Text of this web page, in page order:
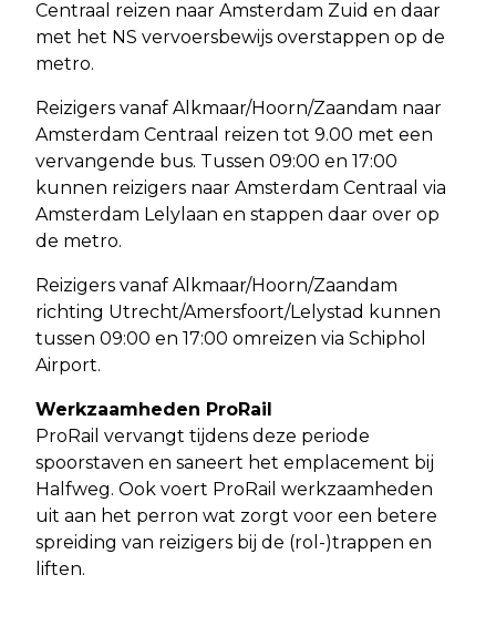
Centraal reizen naar Amsterdam Zuid en daar
met het NS vervoersbewijs overstappen op de
metro.
Reizigers vanaf Alkmaar/Hoorn/Zaandam naar
Amsterdam Centraal reizen tot 9.00 met een
vervangende bus. Tussen 09:00 en 17:00
kunnen reizigers naar Amsterdam Centraal via
Amsterdam Lelylaan en stappen daar over op
de metro.
Reizigers vanaf Alkmaar/Hoorn/Zaandam
richting Utrecht/Amersfoort/Lelystad kunnen
tussen 09:00 en 17:00 omreizen via Schiphol
Airport.
Werkzaamheden ProRail
ProRail vervangt tijdens deze periode
spoorstaven en saneert het emplacement bij
Halfweg. Ook voert ProRail werkzaamheden
uit aan het perron wat zorgt voor een betere
spreiding van reizigers bij de (rol-)trappen en
liften.